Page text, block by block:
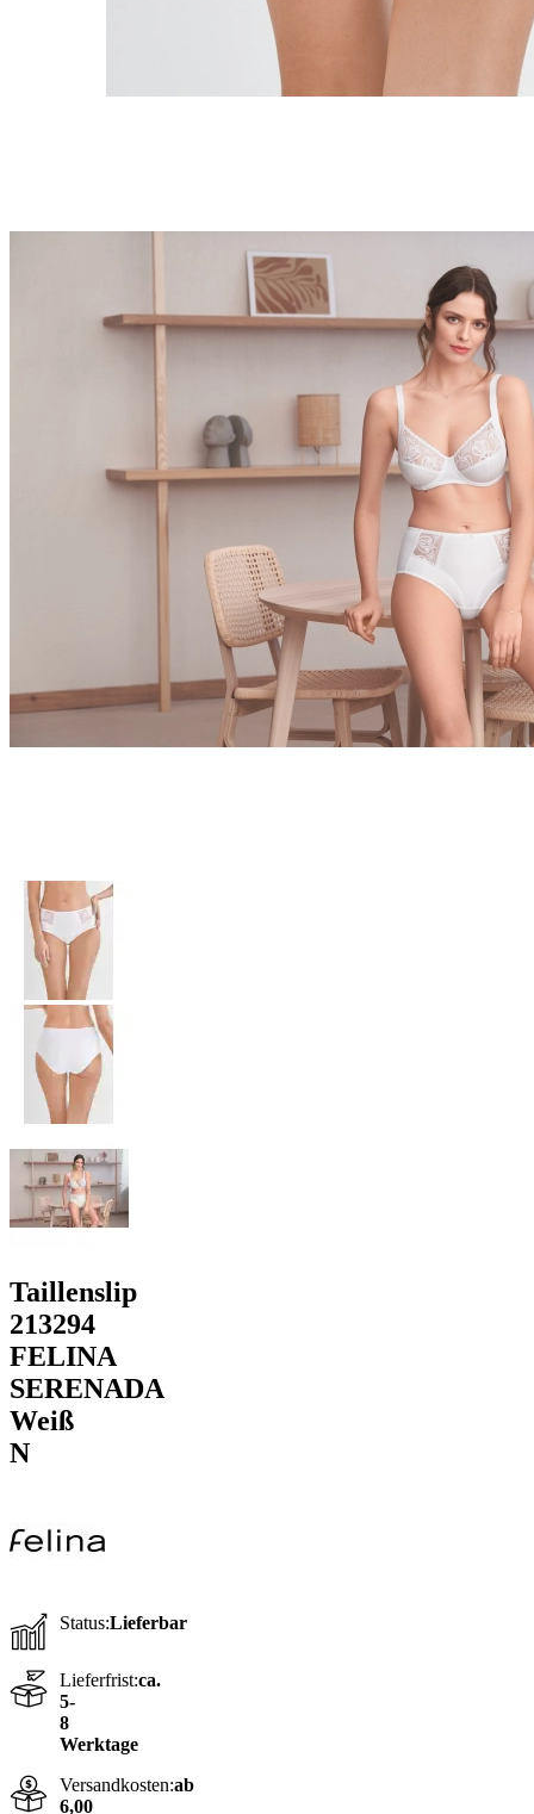
Taillenslip
213294
FELINA
SERENADA
Weiß
N
Status:Lieferbar
Lieferfrist:ca.
5-
8
Werktage
Versandkosten:ab
6,00